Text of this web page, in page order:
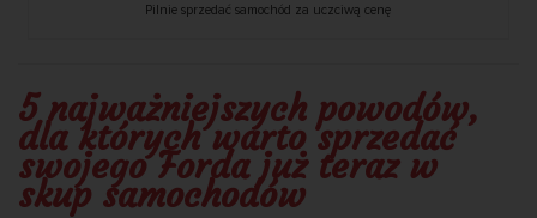
Pilnie sprzedać samochód za uczciwą cenę
5 najważniejszych powodów,
dla których warto sprzedać
swojego Forda już teraz w
skup samochodów